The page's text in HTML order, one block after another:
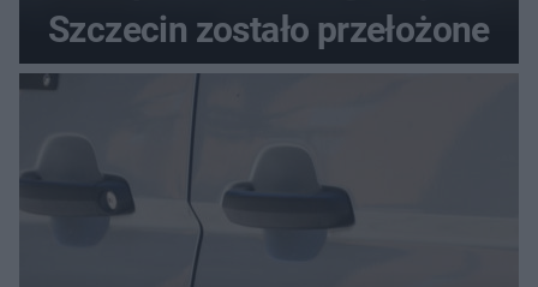
Szczecin zostało przełożone